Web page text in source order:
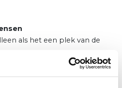
als het een plek van de